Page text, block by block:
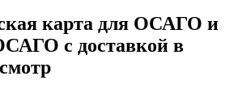
карта для ОСАГО и
с доставкой в